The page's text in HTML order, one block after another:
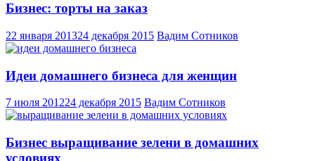
Бизнес: торты на заказ
22 января 201324 декабря 2015 Вадим Сотников
Идеи домашнего бизнеса для женщин
7 июля 201224 декабря 2015 Вадим Сотников
Бизнес выращивание зелени в домашних
условиях